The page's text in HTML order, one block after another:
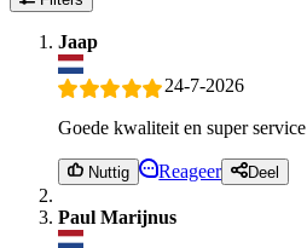
Jaap
24-7-2026
Goede kwaliteit en super service
Nuttig Reageer Deel
Paul Marijnus